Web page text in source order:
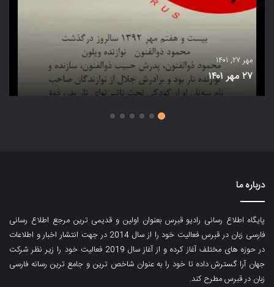
مهر ۲۷, ۱۴۰۱
۲۷ مهر ۱۴۰۱
درباره ما
پایگاه اطلاع رسانی رادیو قبرس بعنوان اولین و قدیمی ترین مرجع اطلاع رسانی
فارسی زبان در قبرس فعالیت خود را از سال 2014 در جهت انتشار اخبار و اطلاعات
در حوزه های مختلف آغاز کرده و از آغاز سال 2019 فعالیت خود را زیر نظر شرکت
جهان آرا گسترش داده تا خود را به عنوان شاخص ترین و جامع ترین رسانه فارسی
زبان در قبرس مطرح کند.